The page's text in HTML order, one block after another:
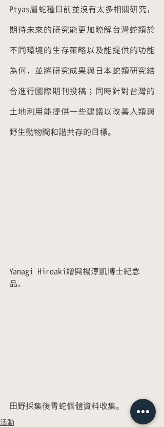
Ptyas屬蛇種目前並沒有太多相關研究，
期待未來的研究能更加瞭解台灣蛇類於
不同環境的生存策略以及能提供的功能
為何，並將研究成果與日本蛇類研究結
合進行國際期刊投稿；同時針對台灣的
土地利用能提供一些建議以改善人類與
野生動物間和諧共存的目標。
Yanagi Hiroaki贈與楊淳凱博士紀念
品。
田野採集後青蛇個體資料收集。
活動